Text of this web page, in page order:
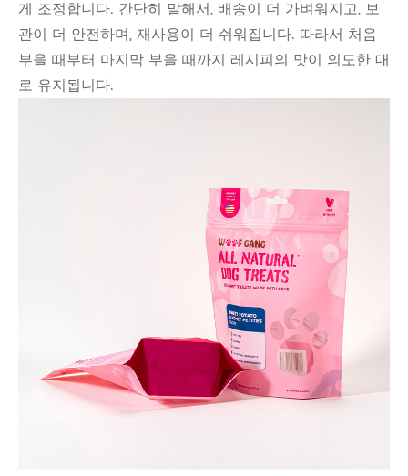
게 조정합니다. 간단히 말해서, 배송이 더 가벼워지고, 보
관이 더 안전하며, 재사용이 더 쉬워집니다. 따라서 처음
부을 때부터 마지막 ​​부을 때까지 레시피의 맛이 의도한 대
로 유지됩니다.